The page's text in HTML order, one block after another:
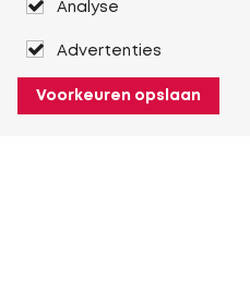
Analyse
Advertenties
Voorkeuren opslaan